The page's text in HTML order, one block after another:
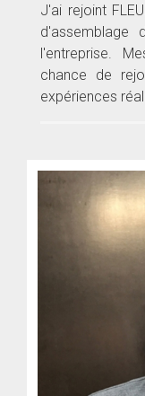
J'ai rejoint
d'assemblage
l'entreprise.
chance de
expériences